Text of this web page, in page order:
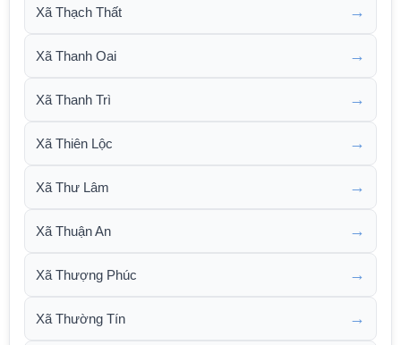
Xã Thạch Thất →
Xã Thanh Oai →
Xã Thanh Trì →
Xã Thiên Lộc →
Xã Thư Lâm →
Xã Thuận An →
Xã Thượng Phúc →
Xã Thường Tín →